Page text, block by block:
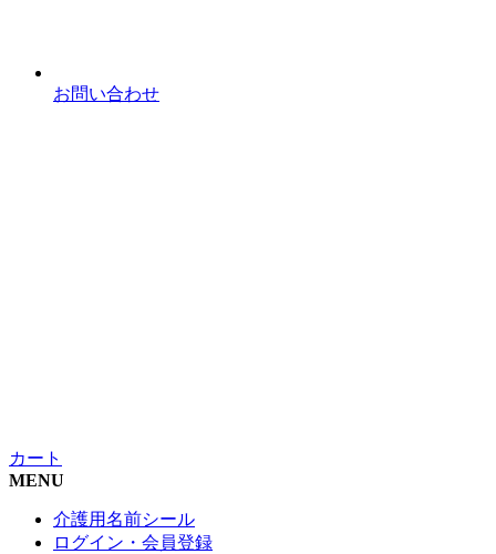
お問い合わせ
カート
MENU
介護用名前シール
ログイン・会員登録